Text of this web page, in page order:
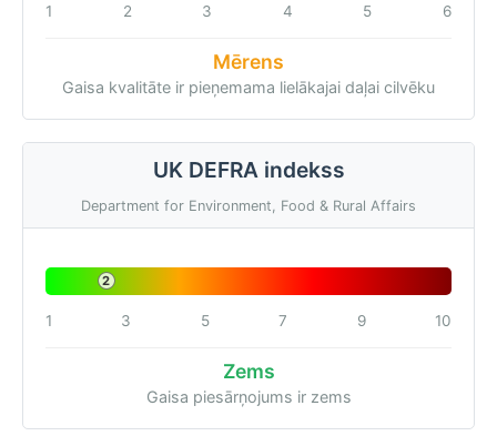
1 2 3 4 5 6
Mērens
Gaisa kvalitāte ir pieņemama lielākajai daļai cilvēku
UK DEFRA indekss
Department for Environment, Food & Rural Affairs
2
1 3 5 7 9 10
Zems
Gaisa piesārņojums ir zems